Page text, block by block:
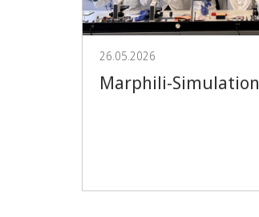
26.05.2026
Marphili-